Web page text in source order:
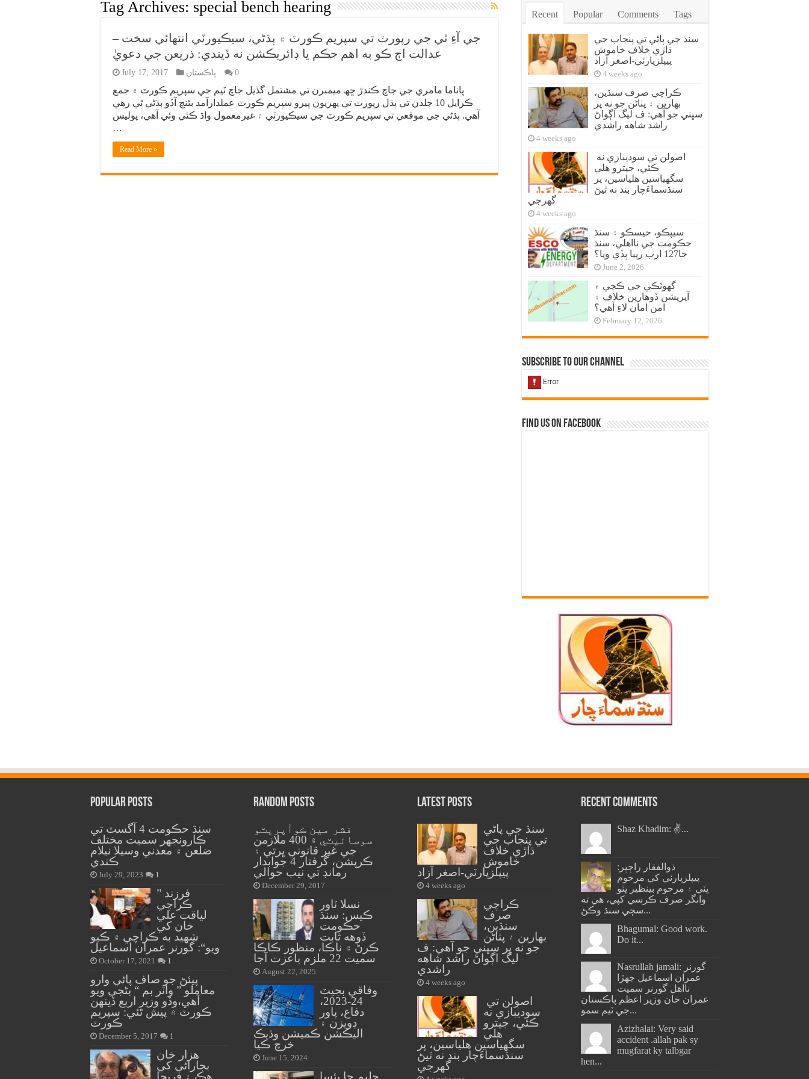
Tag Archives: special bench hearing
جي آءِ ٽي جي رپورٽ تي سپريم ڪورٽ ۾ ٻڌڻي، سيڪيورٽي انتهائي سخت –
عدالت اڄ ڪو به اهم حڪم يا ڊائريڪشن نه ڏيندي: ذريعن جي دعويٰ
July 17, 2017 پاڪستان 0
پاناما مامري جي جاچ ڪندڙ ڇھ ميمبرن تي مشتمل گڏيل جاچ ٽيم جي سپريم ڪورٽ ۾ جمع
ڪرايل 10 جلدن تي ٻڌل رپورٽ تي پهريون ڀيرو سپريم ڪورٽ عملدارآمد بئنچ آڏو ٻڌڻي ٿي رهي
آهي. ٻڌڻي جي موقعي تي سپريم ڪورٽ جي سيڪيورٽي ۾ غيرمعمول واڌ ڪئي وئي آهي، پوليس
…
Read More »
Recent Popular Comments Tags
سنڌ جي پاڻي تي پنجاب جي
ڌاڙي خلاف خاموش
پيپلزپارٽي-اصغر آزاد
4 weeks ago
ڪراچي صرف سنڌين،
بهارين ۽ پٺاڻن جو نه پر
سڀني جو آهي: ف ليگ اڳواڻ
راشد شاهه راشدي
4 weeks ago
ڪئي، جيترو هلي
سگهياسين هلياسين، پر
سنڌسماءَچار بند نه ٿيڻ
گهرجي
4 weeks ago
سيپڪو، حيسڪو ۽ سنڌ
حڪومت جي نااهلي، سنڌ
جا127 ارب رپيا ٻڏي ويا؟
June 2, 2026
گهوٽڪي جي ڪچي ۾
آپريشن ڏوهارين خلاف ۽
امن امان لاءِ آهي؟
February 12, 2026
Subscribe to our Channel
Find us on Facebook
Popular Posts
سنڌ حڪومت 4 آگسٽ تي
ڪارونجهر سميت مختلف
ضلعن ۾ معدني وسيلا نيلام
ڪندي
July 29, 2023 1
” فرزند
ڪراچي
لياقت علي
خان کي
شهيد به ڪراچي ۾ ڪيو
ويو“: گورنر عمران اسماعيل
October 17, 2021 1
پيئڻ جو صاف پاڻي وارو
معاملو ” واٽر بم “ بڻجي ويو
آهي،وڏو وزير اربع ڏينهن
ڪورٽ ۾ پيش ٿئي: سپريم
ڪورٽ
December 5, 2017 1
هزار خان
بجاراڻي کي
هڪ ۽ فريحا
Random Posts
فشر مين ڪوآپريٽو
سوسائيٽي ۾ 400 ملازمن
جي غير قانوني ڀرتي ۽
ڪرپشن، گرفتار 4 جوابدار
رمانڊ تي نيب حوالي
December 29, 2017
نسلا ٽاور
ڪيس: سنڌ
حڪومت
ڏوهه ثابت
ڪرڻ ۾ ناڪا، منظور ڪاڪا
سميت 22 ملزم باعزت آجا
August 22, 2025
وفاقي بجيٽ
24-2023،
دفاع، پاور
ڊويزن ۽
اليڪشن ڪميشن وڌيڪ
خرچ ڪيا
June 15, 2024
حليم جا پئسا
Latest Posts
سنڌ جي پاڻي
تي پنجاب جي
ڌاڙي خلاف
خاموش
پيپلزپارٽي-اصغر آزاد
4 weeks ago
ڪراچي
صرف
سنڌين،
بهارين ۽ پٺاڻن
جو نه پر سڀني جو آهي: ف
ليگ اڳواڻ راشد شاهه
راشدي
4 weeks ago
سوديبازي نه
ڪئي، جيترو
هلي
سگهياسين هلياسين، پر
سنڌسماءَچار بند نه ٿيڻ
گهرجي
Recent Comments
Shaz Khadim: ✌️...
ذوالفقار راڄپر:
پيپلزپارٽي کي مرحوم
ڀٽي ۽ مرحوم بينظير ڀٽو
وانگر صرف ڪرسي کپي، هي ته
سڄي سنڌ وڪڻ...
Bhagumal: Good work.
Do it...
Nasrullah jamali: گورنر
عمران اسماعيل جھڙا
نااهل گورنر سميت
عمران خان وزير اعظم پاڪستان
جي ٽيم سمو...
Azizhalai: Very said
accident .allah pak sy
mugfarat ky talbgar
hen...